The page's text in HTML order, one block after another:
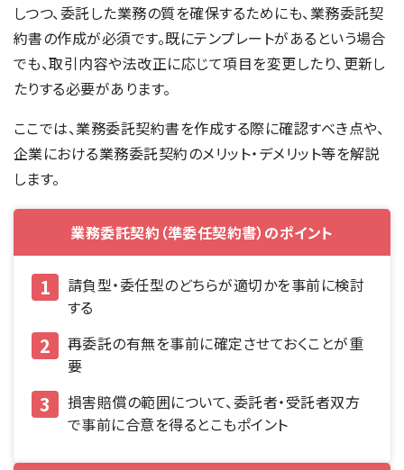
しつつ、委託した業務の質を確保するためにも、業務委託契
約書の作成が必須です。既にテンプレートがあるという場合
でも、取引内容や法改正に応じて項目を変更したり、更新し
たりする必要があります。
ここでは、業務委託契約書を作成する際に確認すべき点や、
企業における業務委託契約のメリット・デメリット等を解説
します。
業務委託契約（準委任契約書）のポイント
請負型・委任型のどちらが適切かを事前に検討
する
再委託の有無を事前に確定させておくことが重
要
損害賠償の範囲について、委託者・受託者双方
で事前に合意を得るとこもポイント